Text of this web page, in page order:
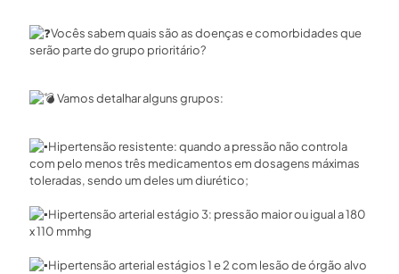
Vocês sabem quais são as doenças e comorbidades que
serão parte do grupo prioritário?
Vamos detalhar alguns grupos:
Hipertensão resistente: quando a pressão não controla
com pelo menos três medicamentos em dosagens máximas
toleradas, sendo um deles um diurético;
Hipertensão arterial estágio 3: pressão maior ou igual a 180
x 110 mmhg
Hipertensão arterial estágios 1 e 2 com lesão de órgão alvo